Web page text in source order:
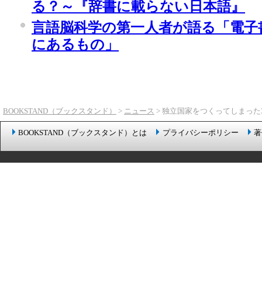
る？～『辞書に載らない日本語』
言語脳科学の第一人者が語る「電
にあるもの」
BOOKSTAND（ブックスタンド） > ニュース > 独立国家をつくってしまっ
BOOKSTAND（ブックスタンド）とは プライバシーポリシー